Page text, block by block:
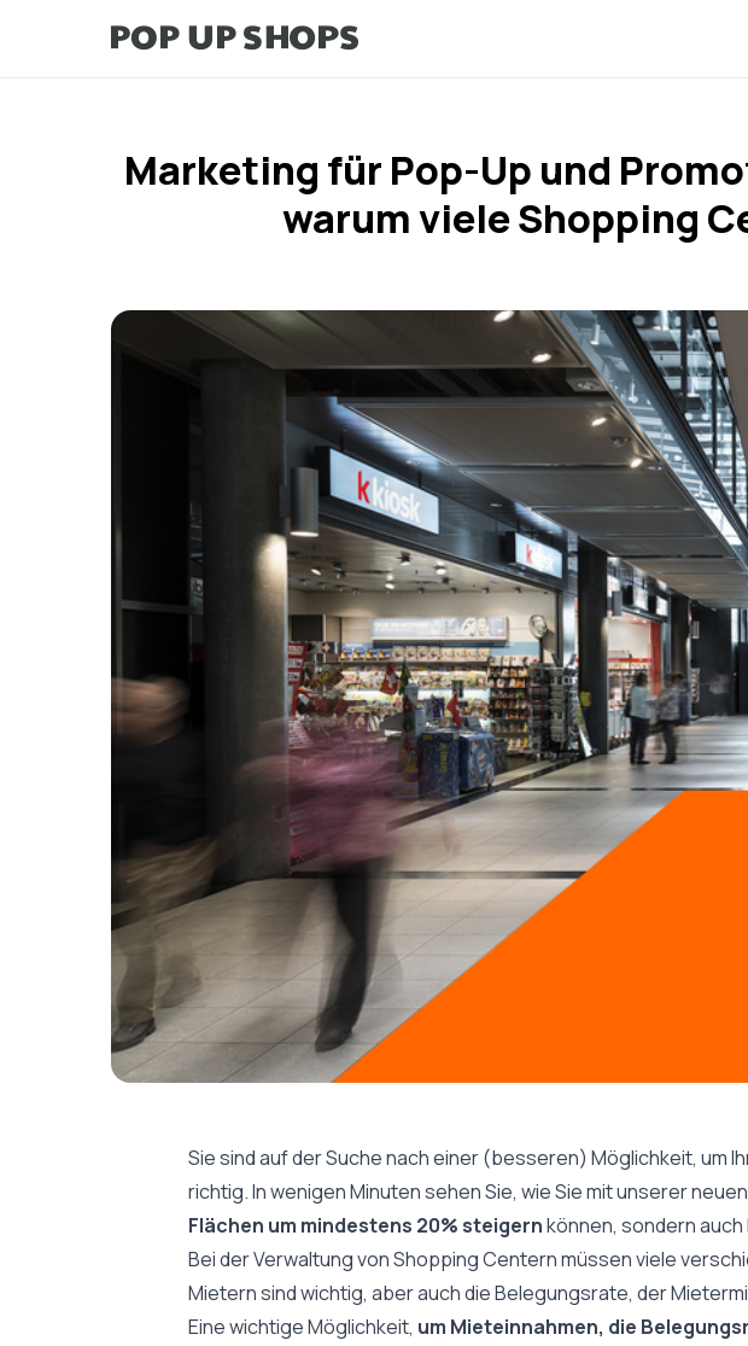
Marketing für Pop-Up und
warum viele Shopping
Sie sind auf der Suche nach einer (besseren) Möglichkeit, um
richtig. In wenigen Minuten sehen Sie, wie Sie mit unserer
Flächen um mindestens 20% steigernkönnen, sondern auch
Bei der Verwaltung von Shopping Centern müssen viele
Mietern sind wichtig, aber auchdie Belegungsrate, der
Eine wichtige Möglichkeit, um Mieteinnahmen, die